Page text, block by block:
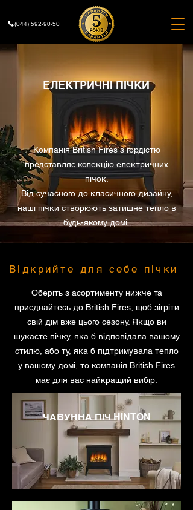
(044) 592-90-50
ЕЛЕКТРИЧНІ ПІЧКИ
Компанія British Fires з гордістю
представляє колекцію електричних
пічок.
Від сучасного до класичного дизайну,
наші пічки створюють затишне тепло в
будь-якому домі.
Відкрийте для себе пічки
Оберіть з асортименту нижче та
приєднайтесь до British Fires, щоб зігріти
свій дім вже цього сезону. Якщо ви
шукаєте пічку, яка б відповідала вашому
стилю, або ту, яка б підтримувала тепло
у вашому домі, то компанія British Fires
має для вас найкращий вибір.
ЧАВУННА ПІЧ HINTON